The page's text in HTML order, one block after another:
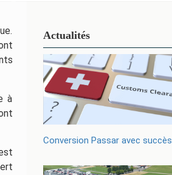
à
Actualités
Conversion Passar avec succès